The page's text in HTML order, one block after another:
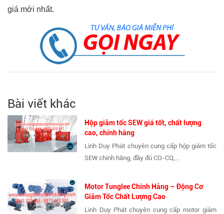
giá mới nhất.
Bài viết khác
Hộp giảm tốc SEW giá tốt, chất lượng
cao, chính hãng
Linh Duy Phát chuyên cung cấp hộp giảm tốc
SEW chính hãng, đầy đủ CO-CQ,...
Motor Tunglee Chính Hãng – Động Cơ
Giảm Tốc Chất Lượng Cao
Linh Duy Phát chuyên cung cấp motor giảm